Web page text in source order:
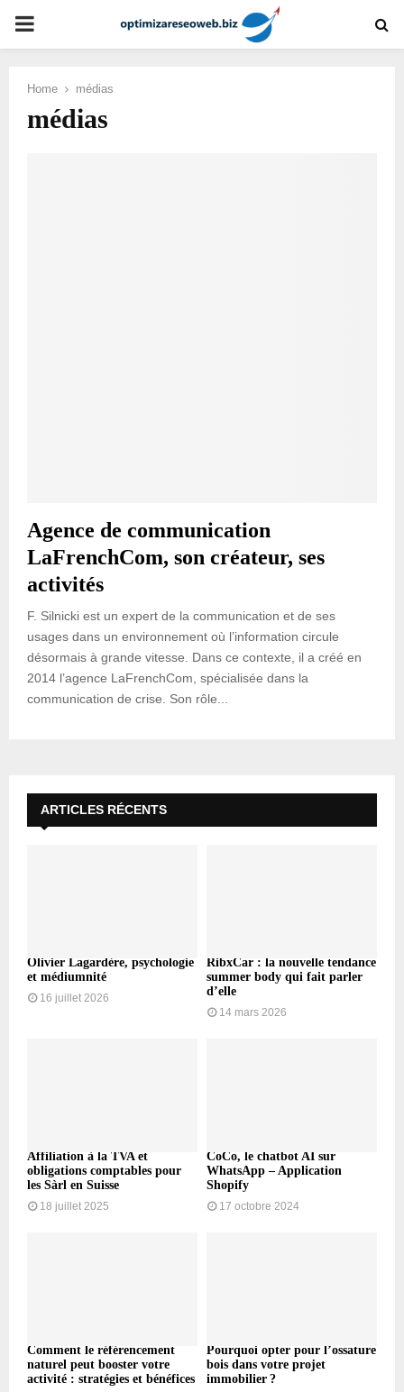
PRIMARY
Home médias
médias
Agence de communication
LaFrenchCom, son créateur, ses
activités
F. Silnicki est un expert de la communication et de ses
usages dans un environnement où l’information circule
désormais à grande vitesse. Dans ce contexte, il a créé en
2014 l’agence LaFrenchCom, spécialisée dans la
communication de crise. Son rôle...
ARTICLES RÉCENTS
Olivier Lagardère, psychologie
et médiumnité
16 juillet 2026
RibxCar : la nouvelle tendance
summer body qui fait parler
d’elle
14 mars 2026
Affiliation à la TVA et
obligations comptables pour
les Sàrl en Suisse
18 juillet 2025
CoCo, le chatbot AI sur
WhatsApp – Application
Shopify
17 octobre 2024
Comment le référencement
naturel peut booster votre
activité : stratégies et bénéfices
Pourquoi opter pour l’ossature
bois dans votre projet
immobilier ?